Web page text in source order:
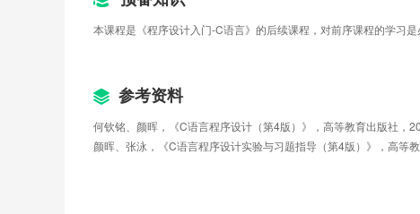
本课程是《程序设计入门-C语言》的后续课程，对前序课程的学习是
参考资料
何钦铭、颜晖，《C语言程序设计（第4版）》，高等教育出版社，
颜晖、张泳，《C语言程序设计实验与习题指导（第4版）》，高